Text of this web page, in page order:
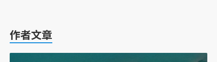
作者文章